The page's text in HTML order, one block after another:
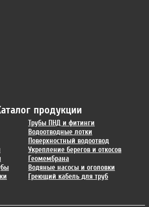
продукции
Трубы ПНД и фитинги
Водоотводные лотки
Поверхностный водоотвод
Укрепление берегов и откосов
Геомембрана
Водяные насосы и оголовки
Греющий кабель для труб